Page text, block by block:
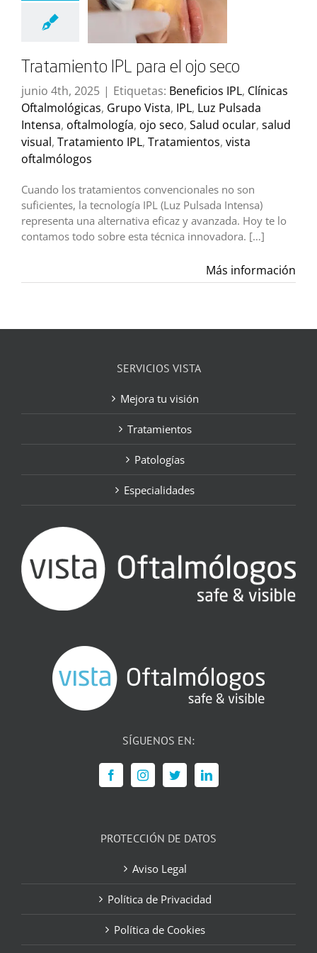
Tratamiento IPL para el ojo seco
junio 4th, 2025 | Etiquetas: Beneficios IPL, Clínicas
Oftalmológicas, Grupo Vista, IPL, Luz Pulsada
Intensa, oftalmología, ojo seco, Salud ocular, salud
visual, Tratamiento IPL, Tratamientos, vista
oftalmólogos
Cuando los tratamientos convencionales no son
suficientes, la tecnología IPL (Luz Pulsada Intensa)
representa una alternativa eficaz y avanzada. Hoy te lo
contamos todo sobre esta técnica innovadora. […]
Más información
SERVICIOS VISTA
Mejora tu visión
Tratamientos
Patologías
Especialidades
SÍGUENOS EN:
PROTECCIÓN DE DATOS
Aviso Legal
Política de Privacidad
Política de Cookies